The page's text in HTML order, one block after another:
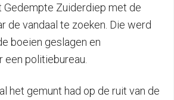
Gedempte Zuiderdiep met de
de vandaal te zoeken. Die werd
boeien geslagen en
een politiebureau.
het gemunt had op de ruit van de